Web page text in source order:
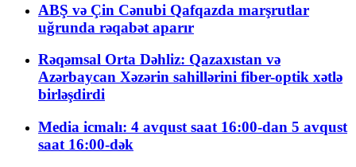
ABŞ və Çin Cənubi Qafqazda marşrutlar
uğrunda rəqabət aparır
Rəqəmsal Orta Dəhliz: Qazaxıstan və
Azərbaycan Xəzərin sahillərini fiber-optik xətlə
birləşdirdi
Media icmalı: 4 avqust saat 16:00-dan 5 avqust
saat 16:00-dək